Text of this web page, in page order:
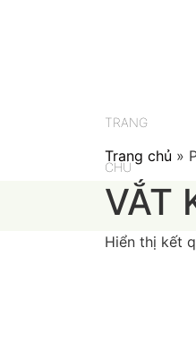
TRANG
CHỦ
Trang chủ »
VẮT
Hiển thị kết